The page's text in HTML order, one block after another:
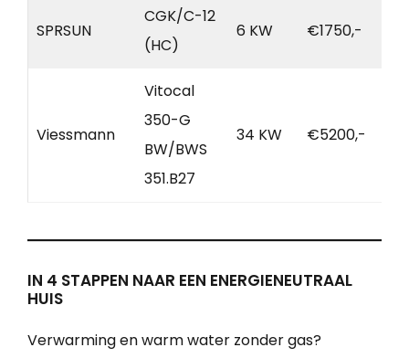
SPRSUN
CGK/C-12
(HC)
6 KW €1750,-
Viessmann
Vitocal
350-G
BW/BWS
351.B27
34 KW €5200,-
IN 4 STAPPEN NAAR EEN ENERGIENEUTRAAL
HUIS
Verwarming en warm water zonder gas?